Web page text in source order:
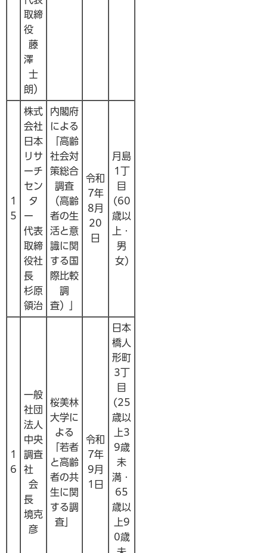
取締
役
藤
澤
士
朗）
1
5
株式
会社
日本
リサ
ーチ
セン
タ
ー
代表
取締
役社
長
杉原
領治
内閣府
による
「高齢
社会対
策総合
調査
（高齢
者の生
活と意
識に関
する国
際比較
調
査）」
令和
7年
8月
20
日
月島
1丁
目
(60
歳以
上・
男
女)
1
6
一般
社団
法人
中央
調査
社
会
長
境克
彦
桜美林
大学に
よる
「若者
と高齢
者の共
生に関
する調
査」
令和
7年
9月
1日
日本
橋人
形町
3丁
目
(25
歳以
上3
9歳
未
満・
65
歳以
上9
0歳